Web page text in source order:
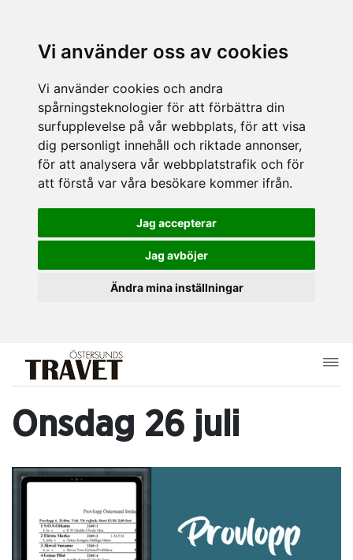
Vi använder oss av cookies
Vi använder cookies och andra
spårningsteknologier för att förbättra din
surfupplevelse på vår webbplats, för att visa
dig personligt innehåll och riktade annonser,
för att analysera vår webbplatstrafik och för
att förstå var våra besökare kommer ifrån.
Jag accepterar
Jag avböjer
Ändra mina inställningar
Onsdag 26 juli